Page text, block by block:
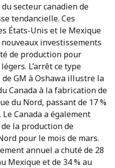
du secteur canadien de
tendancielle. Ces
États-Unis et le Mexique
investissements
de production pour
L’arrêt ce type
GM à Oshawa illustre la
Canada à la fabrication de
du Nord, passant de 17 %
Le Canada a également
la production de
pour le mois de mars.
annuel a chuté de 28
Mexique et de 34 % au